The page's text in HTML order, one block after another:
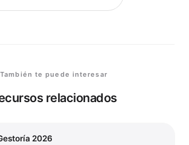
También te puede interesar
relacionados
2026